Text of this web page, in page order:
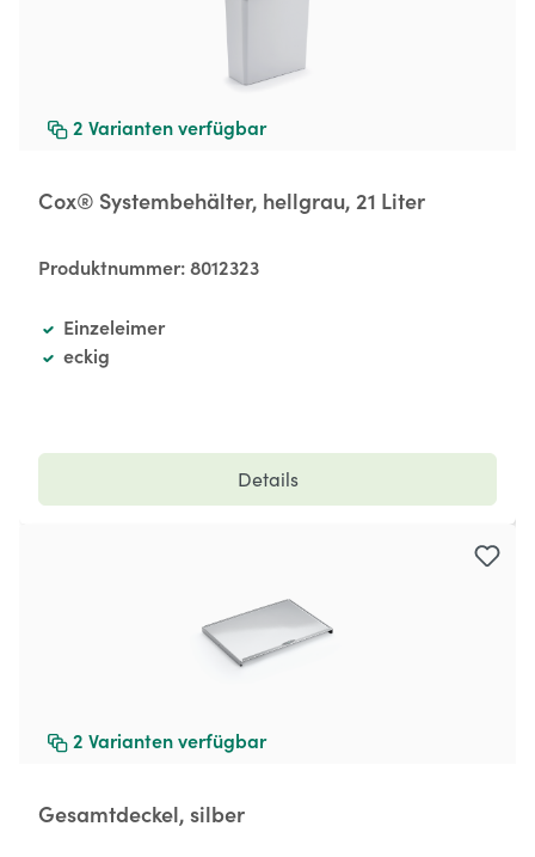
2 Varianten verfügbar
Cox® Systembehälter, hellgrau, 21 Liter
Produktnummer:8012323
Einzeleimer
eckig
Details
2 Varianten verfügbar
Gesamtdeckel, silber